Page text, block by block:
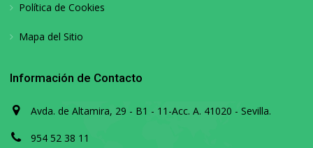
Política de Cookies
Mapa del Sitio
Información de Contacto
Avda. de Altamira, 29 - B1 - 11-Acc. A. 41020 - Sevilla.
954 52 38 11